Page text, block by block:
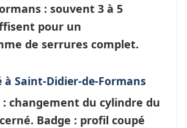
: souvent 3 à 5
pour un
de serrures complet.
à Saint-Didier-de-Formans
: changement du cylindre du
Badge : profil coupé